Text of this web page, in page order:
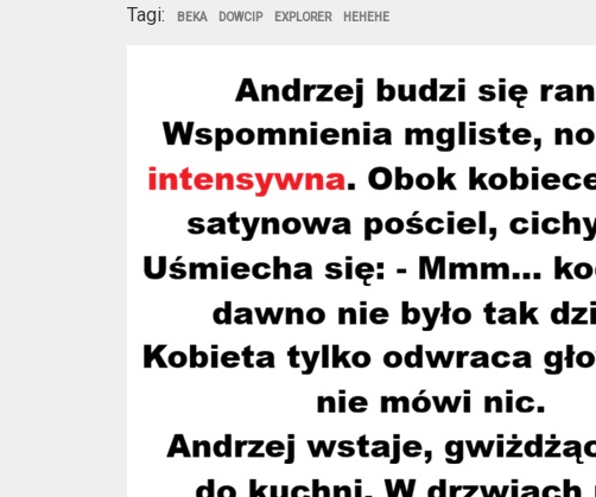
Tagi: BEKA DOWCIP EXPLORER HEHEHE